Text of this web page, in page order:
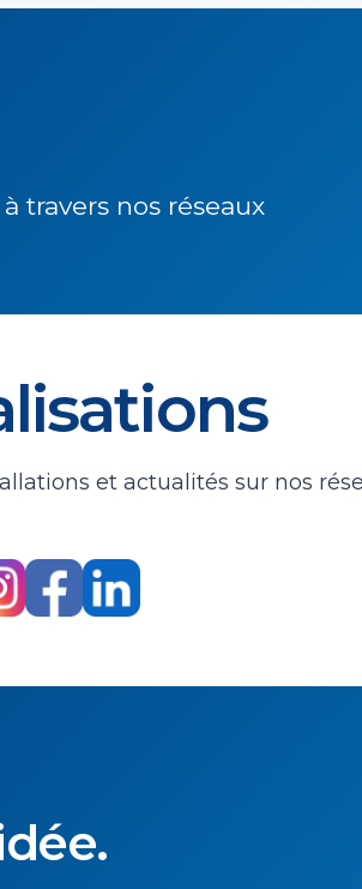
travers nos réseaux
et actualités sur nos